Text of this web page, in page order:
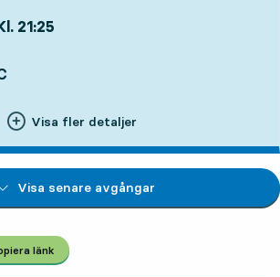
21:25
Visa fler detaljer
Visa senare avgångar
länk